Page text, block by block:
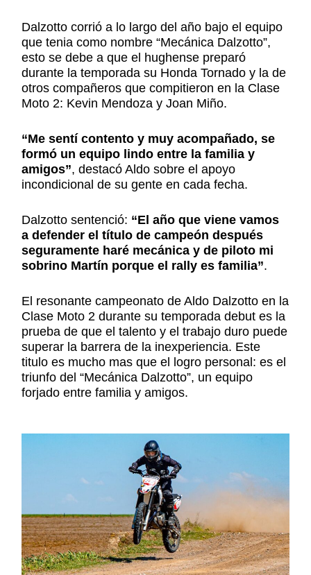
Dalzotto corrió a lo largo del año bajo el equipo
que tenia como nombre “Mecánica Dalzotto”,
esto se debe a que el hughense preparó
durante la temporada su Honda Tornado y la de
otros compañeros que compitieron en la Clase
Moto 2: Kevin Mendoza y Joan Miño.
“Me sentí contento y muy acompañado, se
formó un equipo lindo entre la familia y
amigos”, destacó Aldo sobre el apoyo
incondicional de su gente en cada fecha.
Dalzotto sentenció: “El año que viene vamos
a defender el título de campeón después
seguramente haré mecánica y de piloto mi
sobrino Martín porque el rally es familia”.
El resonante campeonato de Aldo Dalzotto en la
Clase Moto 2 durante su temporada debut es la
prueba de que el talento y el trabajo duro puede
superar la barrera de la inexperiencia. Este
titulo es mucho mas que el logro personal: es el
triunfo del “Mecánica Dalzotto”, un equipo
forjado entre familia y amigos.